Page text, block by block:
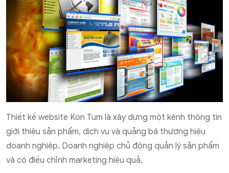
Thiết kế website Kon Tum là xây dựng một kênh thông tin
giới thiệu sản phẩm, dịch vụ và quảng bá thương hiệu
doanh nghiệp. Doanh nghiệp chủ động quản lý sản phẩm
và có điều chỉnh marketing hiệu quả.